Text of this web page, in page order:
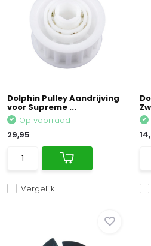
Dolphin Pulley Aandrijving
voor Supreme ...
Vergelijk
Op voorraad
29,95